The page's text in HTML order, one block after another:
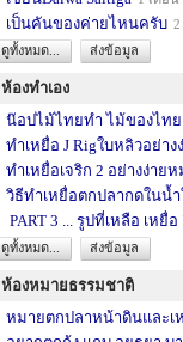
เป็นคันของค่ายไหนครับ 2
ดูทั้งหมด...
ส่งข้อมูล
ห้องทำเอง
น๊อปไม้ไทยทำ ไม้ของไทยเ
ทำเหยื่อ J Rigใบหลิวอย่าง
ทำเหยื่อเจริก 2 อย่างง่าย
วิธีทำเหยื่อตกปลากดในน้
PART 3 ... รูปที่เหลือ เหยื่
ดูทั้งหมด...
ส่งข้อมูล
ห้องหมายธรรมชาติ
หมายตกปลาหน้าดินและเหยื่